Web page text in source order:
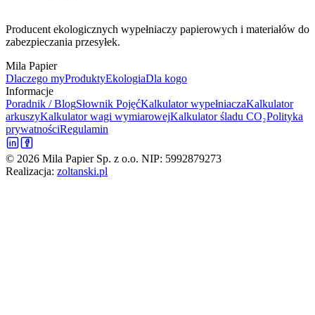
Producent ekologicznych wypełniaczy papierowych i materiałów do
zabezpieczania przesyłek.
Mila Papier
Dlaczego myProduktyEkologiaDla kogo
Informacje
Poradnik / BlogSłownik PojęćKalkulator wypełniaczaKalkulator
arkuszyKalkulator wagi wymiarowejKalkulator śladu CO₂Polityka
prywatnościRegulamin
© 2026 Mila Papier Sp. z o.o. NIP: 5992879273
Realizacja: zoltanski.pl